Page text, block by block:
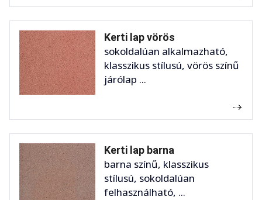
Kerti lap vörös
sokoldalúan alkalmazható,
klasszikus stílusú, vörös színű
járólap ...
Kerti lap barna
barna színű, klasszikus
stílusú, sokoldalúan
felhasználható, ...